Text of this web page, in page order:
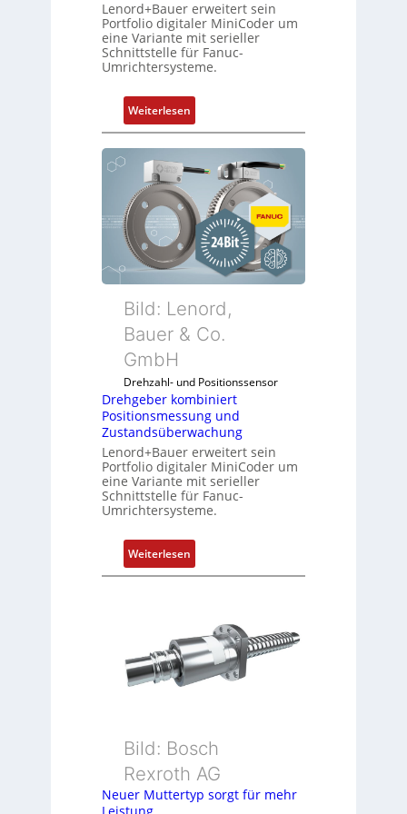
Lenord+Bauer erweitert sein
Portfolio digitaler MiniCoder um
eine Variante mit serieller
Schnittstelle für Fanuc-
Umrichtersysteme.
Weiterlesen:
D
r
e
g
e
b
e
r
k
o
m
i
n
i
e
r
t
P
o
i
t
s
m
e
n
u
Bild: Lenord,
Bauer & Co.
GmbH
Drehzahl- und Positionssensor
Drehgeber kombiniert
Positionsmessung und
Zustandsüberwachung
Lenord+Bauer erweitert sein
Portfolio digitaler MiniCoder um
eine Variante mit serieller
Schnittstelle für Fanuc-
Umrichtersysteme.
Weiterlesen:
D
g
e
b
k
m
b
Bild: Bosch
Rexroth AG
Neuer Muttertyp sorgt für mehr